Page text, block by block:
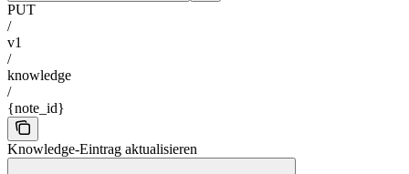
PUT
/
v1
/
knowledge
/
{note_id}
Knowledge-Eintrag aktualisieren